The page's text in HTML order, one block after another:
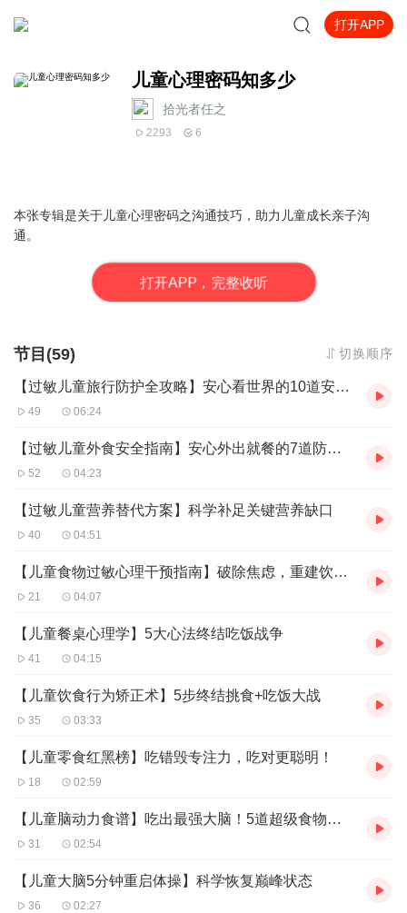
打开APP
儿童心理密码知多少
拾光者任之
2293 6
本张专辑是关于儿童心理密码之沟通技巧，助力儿童成长亲子沟
通。
打开APP，完整收听
节目(59) 切换顺序
【过敏儿童旅行防护全攻略】安心看世界的10道安全屏障
49 06:24
【过敏儿童外食安全指南】安心外出就餐的7道防护盾
52 04:23
【过敏儿童营养替代方案】科学补足关键营养缺口
40 04:51
【儿童食物过敏心理干预指南】破除焦虑，重建饮食自信
21 04:07
【儿童餐桌心理学】5大心法终结吃饭战争
41 04:15
【儿童饮食行为矫正术】5步终结挑食+吃饭大战
35 03:33
【儿童零食红黑榜】吃错毁专注力，吃对更聪明！
18 02:59
【儿童脑动力食谱】吃出最强大脑！5道超级食物搭配
31 02:54
【儿童大脑5分钟重启体操】科学恢复巅峰状态
36 02:27